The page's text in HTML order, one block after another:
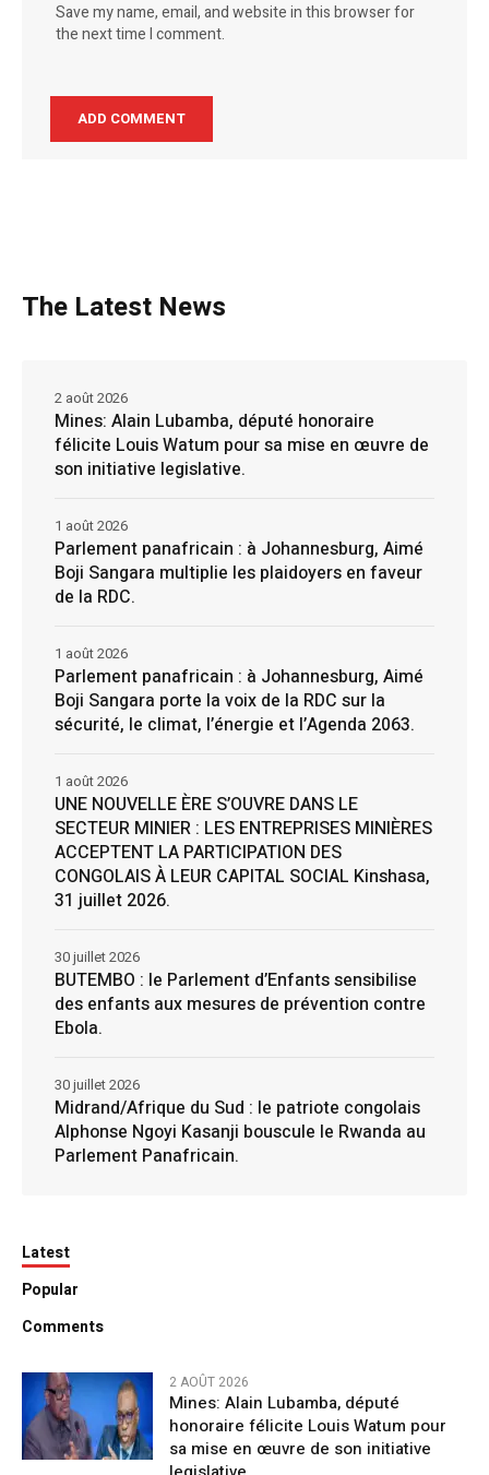
Save my name, email, and website in this browser for
the next time I comment.
The Latest News
Mines: Alain Lubamba, député honoraire
félicite Louis Watum pour sa mise en œuvre de
son initiative legislative.
2 août 2026
Parlement panafricain : à Johannesburg, Aimé
Boji Sangara multiplie les plaidoyers en faveur
de la RDC.
1 août 2026
Parlement panafricain : à Johannesburg, Aimé
Boji Sangara porte la voix de la RDC sur la
sécurité, le climat, l’énergie et l’Agenda 2063.
1 août 2026
UNE NOUVELLE ÈRE S’OUVRE DANS LE
SECTEUR MINIER : LES ENTREPRISES MINIÈRES
ACCEPTENT LA PARTICIPATION DES
CONGOLAIS À LEUR CAPITAL SOCIAL Kinshasa,
31 juillet 2026.
1 août 2026
BUTEMBO : le Parlement d’Enfants sensibilise
des enfants aux mesures de prévention contre
Ebola.
30 juillet 2026
Midrand/Afrique du Sud : le patriote congolais
Alphonse Ngoyi Kasanji bouscule le Rwanda au
Parlement Panafricain.
30 juillet 2026
Latest
Popular
Comments
2 AOÛT 2026
Mines: Alain Lubamba, député
honoraire félicite Louis Watum pour
sa mise en œuvre de son initiative